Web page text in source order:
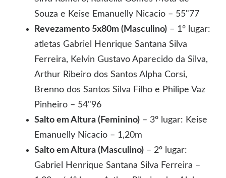
Souza e Keise Emanuelly Nicacio – 55"77
Revezamento 5x80m (Masculino) – 1º lugar:
atletas Gabriel Henrique Santana Silva
Ferreira, Kelvin Gustavo Aparecido da Silva,
Arthur Ribeiro dos Santos Alpha Corsi,
Brenno dos Santos Silva Filho e Philipe Vaz
Pinheiro – 54"96
Salto em Altura (Feminino) – 3º lugar: Keise
Emanuelly Nicacio – 1,20m
Salto em Altura (Masculino) – 2º lugar:
Gabriel Henrique Santana Silva Ferreira –